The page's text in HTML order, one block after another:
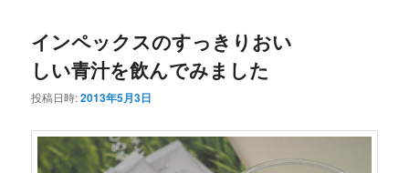
インペックスのすっきりおい
しい青汁を飲んでみました
投稿日時:2013年5月3日